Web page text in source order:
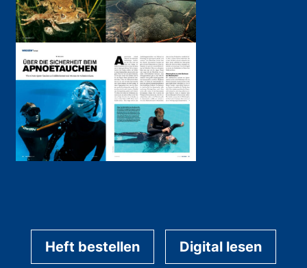
Heft bestellen Digital lesen